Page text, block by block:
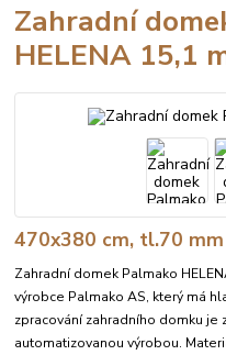
Zahradní
HELENA 15,1
470x380 cm, tl.70 mm
Zahradní domek Palmako
výrobce Palmako AS, který má
zpracování zahradního domku je
automatizovanou výrobou.